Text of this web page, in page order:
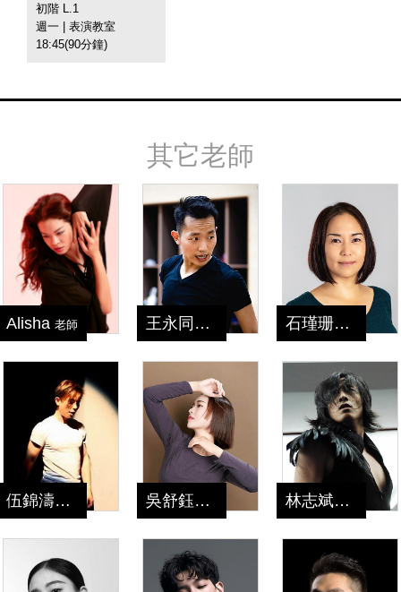
初階 L.1
週一 | 表演教室
18:45(90分鐘)
其它老師
Alisha 老師 王永同老師 石瑾珊老師
伍錦濤老師 吳舒鈺老師 林志斌老師